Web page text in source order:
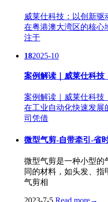
威莱仕科技：以创新驱
在粤港澳大湾区的核
注于
182025-10
案例解读｜威莱仕科
案例解读｜威莱仕科技
在工业自动化快速发展
司凭借
微型气剪-自带牵引-省
微型气剪是一种小型的
同的材料，如头发、
气剪相
2023-7-5 Read more→